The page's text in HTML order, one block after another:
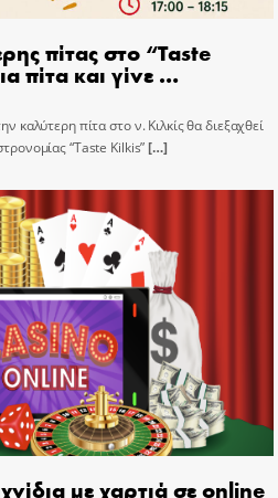
πίτας στο “Taste
πίτα και γίνε …
καλύτερη πίτα στο ν. Κιλκίς θα διεξαχθεί
“Taste Kilkis”[…]
με χαρτιά σε online